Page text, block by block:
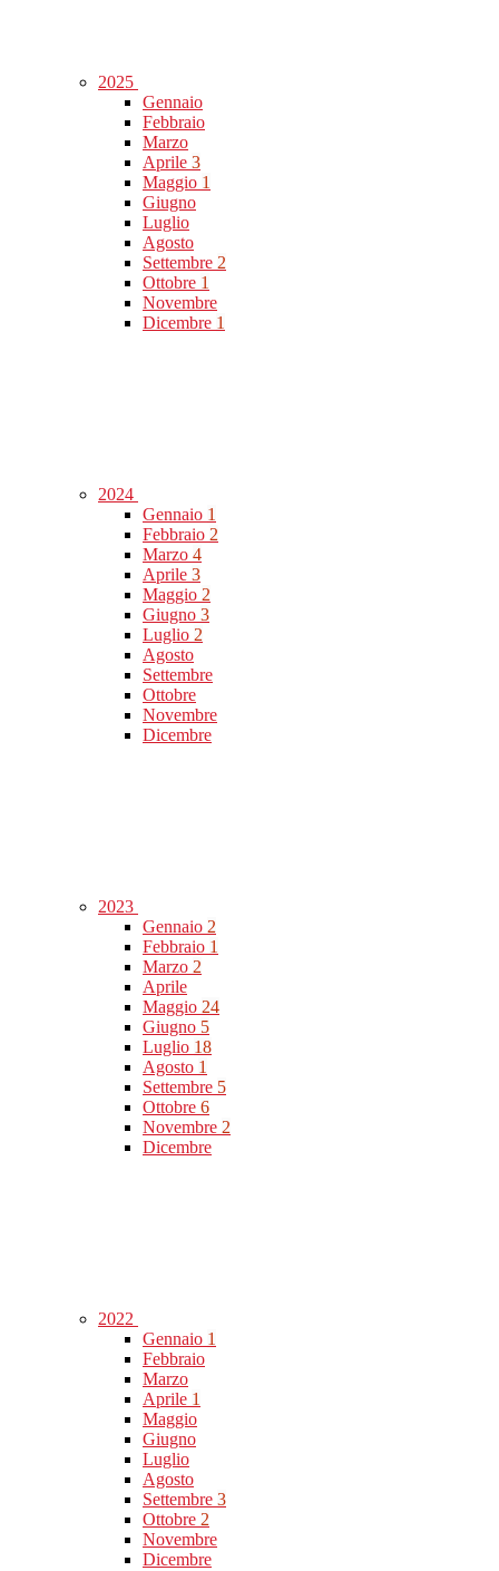
2025
Gennaio
Febbraio
Marzo
Aprile 3
Maggio 1
Giugno
Luglio
Agosto
Settembre 2
Ottobre 1
Novembre
Dicembre 1
2024
Gennaio 1
Febbraio 2
Marzo 4
Aprile 3
Maggio 2
Giugno 3
Luglio 2
Agosto
Settembre
Ottobre
Novembre
Dicembre
2023
Gennaio 2
Febbraio 1
Marzo 2
Aprile
Maggio 24
Giugno 5
Luglio 18
Agosto 1
Settembre 5
Ottobre 6
Novembre 2
Dicembre
2022
Gennaio 1
Febbraio
Marzo
Aprile 1
Maggio
Giugno
Luglio
Agosto
Settembre 3
Ottobre 2
Novembre
Dicembre